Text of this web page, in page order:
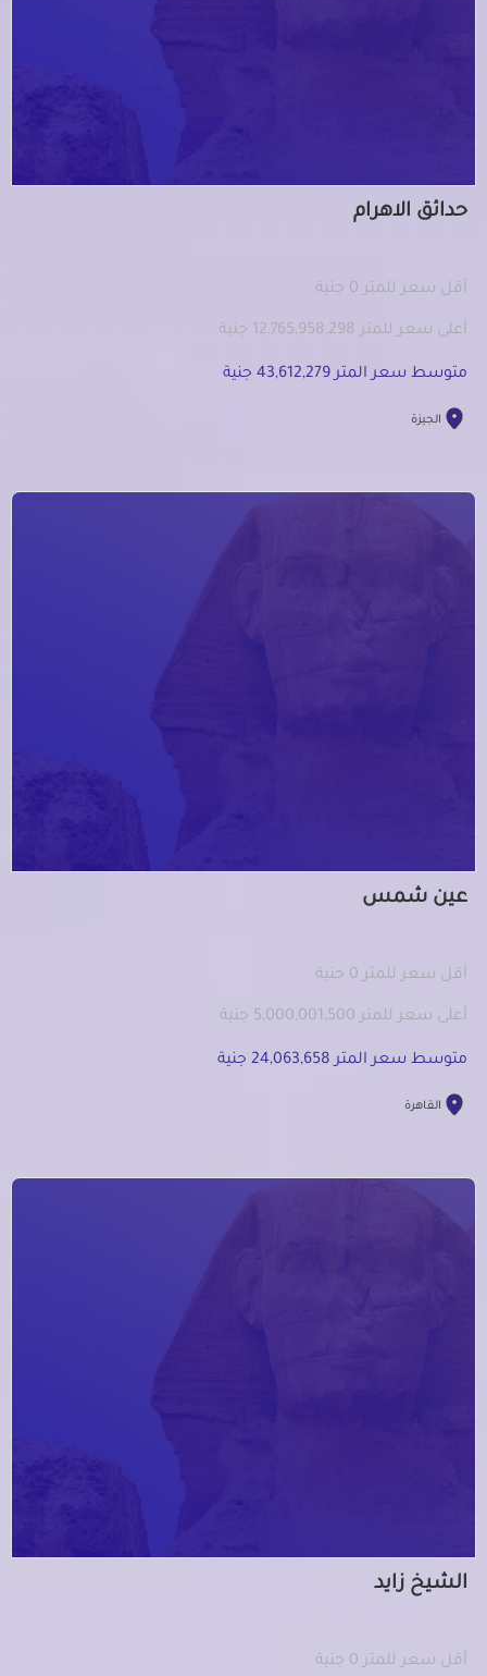
حدائق الاهرام
أقل سعر للمتر 0 جنية
أعلى سعر للمتر 12,765,958,298 جنية
متوسط سعر المتر 43,612,279 جنية
الجيزة
عين شمس
أقل سعر للمتر 0 جنية
أعلى سعر للمتر 5,000,001,500 جنية
متوسط سعر المتر 24,063,658 جنية
القاهرة
الشيخ زايد
أقل سعر للمتر 0 جنية